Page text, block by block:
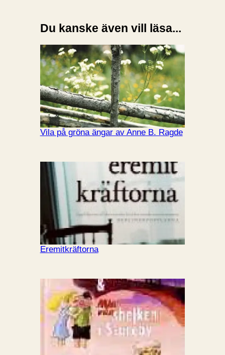
Du kanske även vill läsa...
Vila på gröna ängar av Anne B. Ragde
Eremitkräftorna